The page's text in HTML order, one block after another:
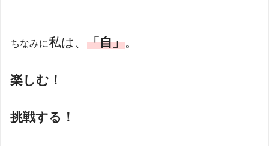
ちなみに私は、 「自」。
楽しむ！
挑戦する！